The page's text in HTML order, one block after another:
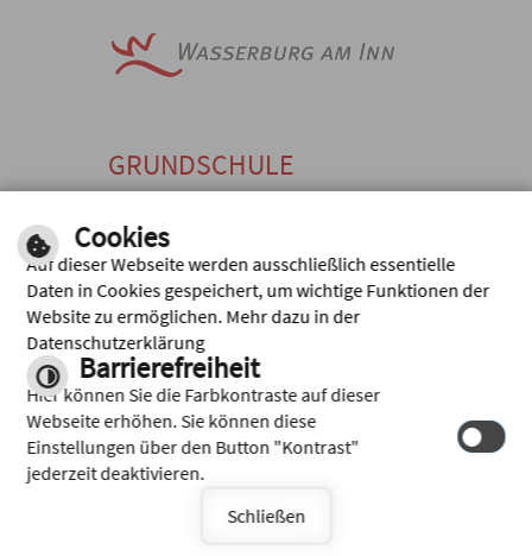
GRUNDSCHULE
WASSERBURG A. INN
Am Gries 1, 83512 Wasserburg a.
Inn
TEL: +49
(0) 8071
2806,
FAX: +49
(0) 8071
E-MAIL
SENDE
Inhalt|Impressum| Hilfe
Datenschutz
Cookies
Auf dieser Webseite werden ausschließlich essentielle
Daten in Cookies gespeichert, um wichtige Funktionen der
Website zu ermöglichen. Mehr dazu in der
Datenschutzerklärung
Barrierefreiheit
Hier können Sie die Farbkontraste auf dieser
Webseite erhöhen. Sie können diese
Einstellungen über den Button "Kontrast"
jederzeit deaktivieren.
Schließen